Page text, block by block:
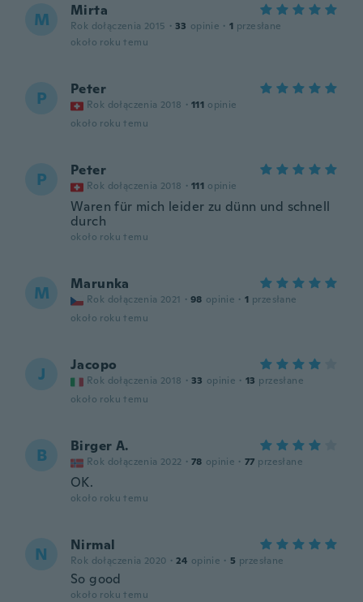
M Mirta
Rok dołączenia 2015 · 33 opinie · 1 przesłane
około roku temu
P Peter
Rok dołączenia 2018 · 111 opinie
około roku temu
P Peter
Rok dołączenia 2018 · 111 opinie
Waren für mich leider zu dünn und schnell
durch
około roku temu
M Marunka
Rok dołączenia 2021 · 98 opinie · 1 przesłane
około roku temu
J Jacopo
Rok dołączenia 2018 · 33 opinie · 13 przesłane
około roku temu
B Birger A.
Rok dołączenia 2022 · 78 opinie · 77 przesłane
OK.
około roku temu
N Nirmal
Rok dołączenia 2020 · 24 opinie · 5 przesłane
So good
około roku temu